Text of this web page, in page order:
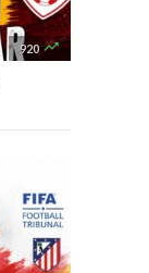
920 